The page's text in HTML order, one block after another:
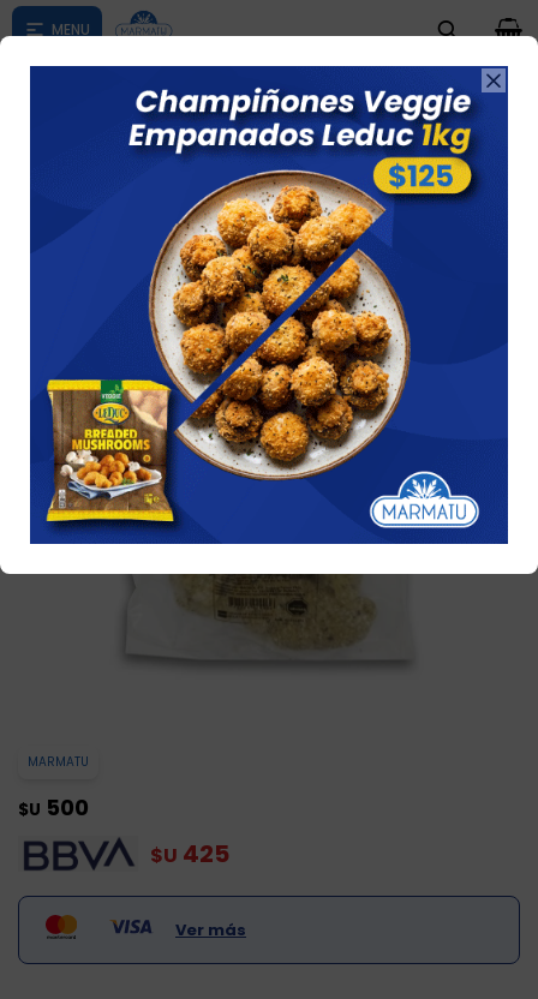

según su zona
0

Milanesa Merluza Finas Hierbas Solimeno
MARMATU
$U 500
$U 425
Ver más